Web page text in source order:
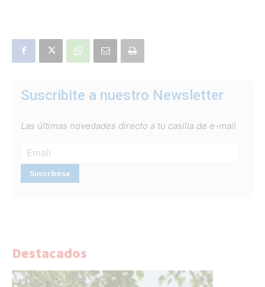
Suscribite a nuestro Newsletter
Las últimas novedades directo a tu casilla de e-mail
Destacados